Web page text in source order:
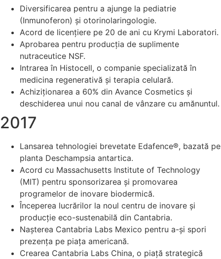
Diversificarea pentru a ajunge la pediatrie
(Inmunoferon) și otorinolaringologie.
Acord de licențiere pe 20 de ani cu Krymi Laboratori.
Aprobarea pentru producția de suplimente
nutraceutice NSF.
Intrarea în Histocell, o companie specializată în
medicina regenerativă și terapia celulară.
Achiziționarea a 60% din Avance Cosmetics și
deschiderea unui nou canal de vânzare cu amănuntul.
2017
Lansarea tehnologiei brevetate Edafence®, bazată pe
planta Deschampsia antartica.
Acord cu Massachusetts Institute of Technology
(MIT) pentru sponsorizarea și promovarea
programelor de inovare biodermică.
Începerea lucrărilor la noul centru de inovare și
producție eco-sustenabilă din Cantabria.
Nașterea Cantabria Labs Mexico pentru a-și spori
prezența pe piața americană.
Crearea Cantabria Labs China, o piață strategică